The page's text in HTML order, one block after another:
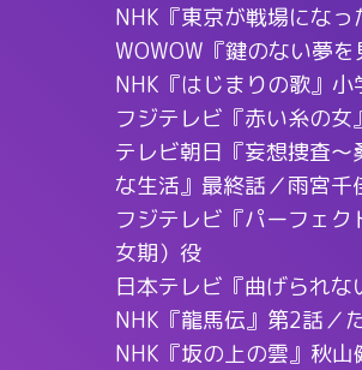
NHK『東京が戦場にな
WOWOW『鍵のない夢
NHK『はじまりの歌』
フジテレビ『赤い糸の
テレビ朝日『妄想捜査
な生活』最終話／雨宮千
フジテレビ『パーフェ
女期）役
日本テレビ『曲げられな
NHK『龍馬伝』第2話／
NHK『坂の上の雲』秋山